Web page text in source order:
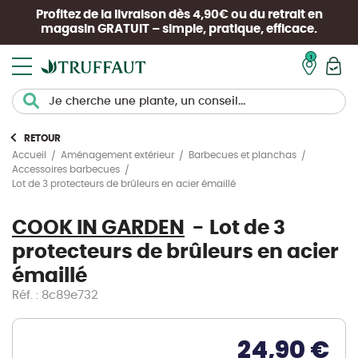
Profitez de la livraison dès 4,90€ ou du retrait en
magasin GRATUIT – simple, pratique, efficace.
RETOUR
Accueil
Aménagement extérieur
Barbecues et planchas
Accessoires barbecues
Lot de 3 protecteurs de brûleurs en acier émaillé
COOK IN GARDEN
Lot de 3
protecteurs de brûleurs en acier
émaillé
Réf. : 8c89e732
24,90 €